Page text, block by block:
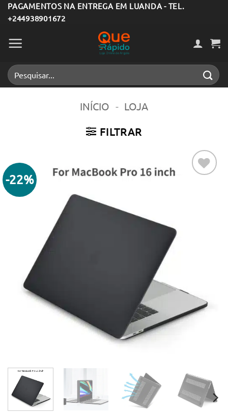
Skip
to
content
PAGAMENTOS NA ENTREGA EM LUANDA - TEL.
+244938901672
Pesquisar
por:
INÍCIO - LOJA
FILTRAR
-22%